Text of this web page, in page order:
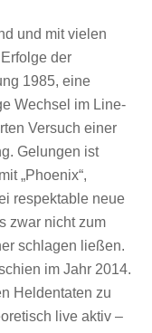
und mit vielen
der
1985, eine
Wechsel im Line-
Versuch einer
Gelungen ist
„Phoenix“,
respektable neue
zwar nicht zum
schlagen ließen.
im Jahr 2014.
Heldentaten zu
live aktiv –